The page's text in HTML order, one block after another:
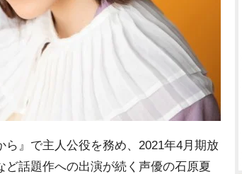
』で主人公役を務め、2021年4月期放
話題作への出演が続く声優の石原夏